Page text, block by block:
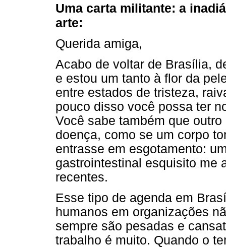
Uma carta militante: a
arte:
Querida amiga,
Acabo de voltar de Brasília,
e estou um tanto à flor da
entre estados de tristeza,
pouco disso você possa ter
Você sabe também que
doença, como se um corpo
entrasse em esgotamento:
gastrointestinal esquisito me
recentes.
Esse tipo de agenda em
humanos em organizações
sempre são pesadas e
trabalho é muito. Quando o